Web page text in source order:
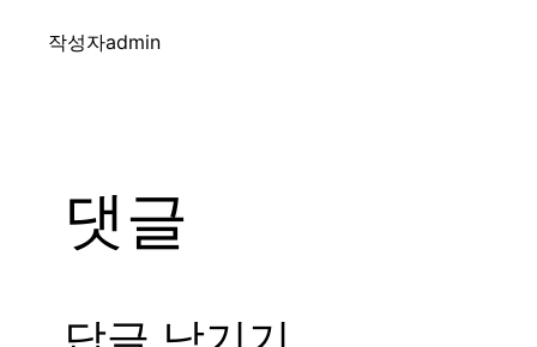
작성자admin
댓글